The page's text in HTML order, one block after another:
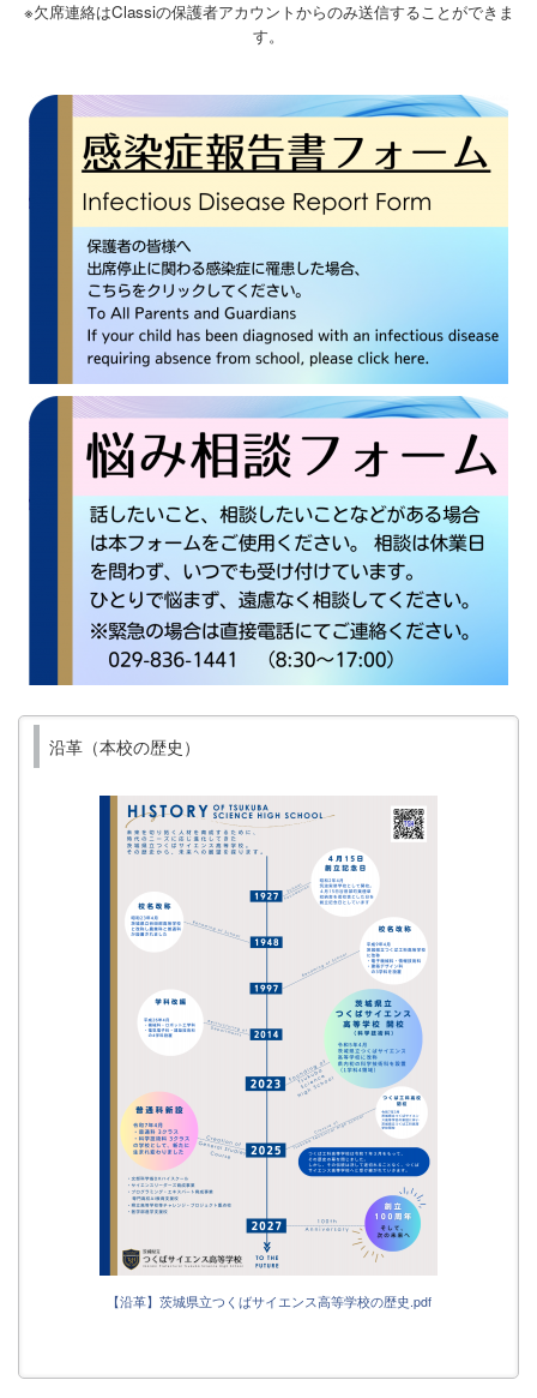
※欠席連絡はClassiの保護者アカウントからのみ送信することができま
す。
沿革（本校の歴史）
【沿革】茨城県立つくばサイエンス高等学校の歴史.pdf